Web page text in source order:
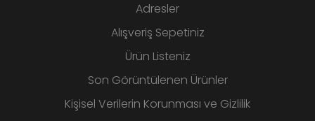
Adresler
Alışveriş Sepetiniz
Ürün Listeniz
Son Görüntülenen Ürünler
Kişisel Verilerin Korunması ve Gizlilik